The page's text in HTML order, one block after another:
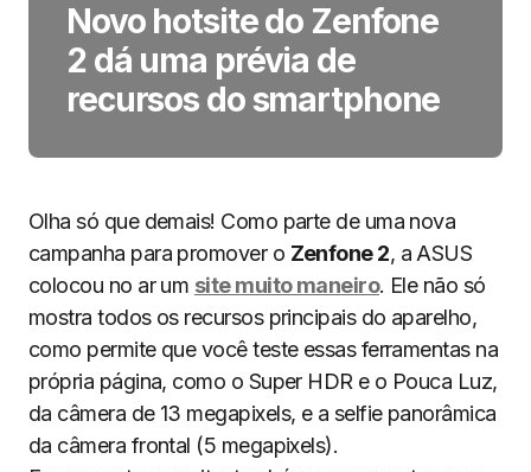
Novo hotsite do Zenfone
2 dá uma prévia de
recursos do smartphone
Olha só que demais! Como parte de uma nova
campanha para promover o Zenfone 2, a ASUS
colocou no ar um site muito maneiro. Ele não só
mostra todos os recursos principais do aparelho,
como permite que você teste essas ferramentas na
própria página, como o Super HDR e o Pouca Luz,
da câmera de 13 megapixels, e a selfie panorâmica
da câmera frontal (5 megapixels).